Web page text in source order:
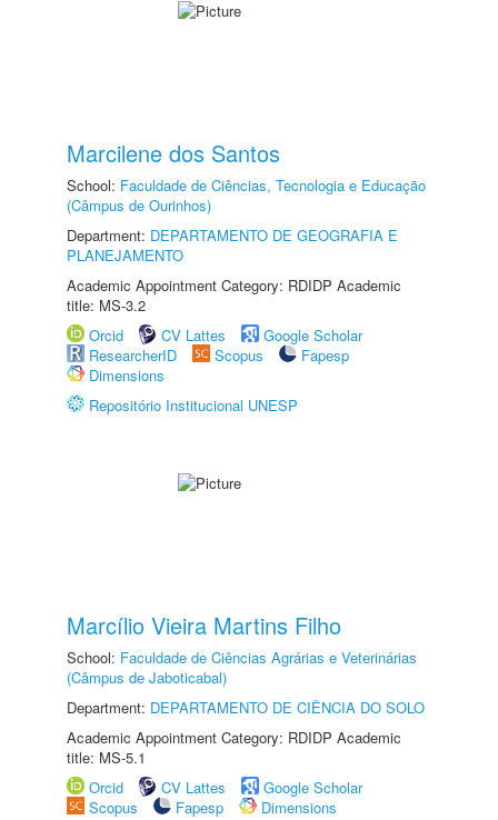
Marcilene dos Santos
School: Faculdade de Ciências, Tecnologia e Educação
(Câmpus de Ourinhos)
Department: DEPARTAMENTO DE GEOGRAFIA E
PLANEJAMENTO
Academic Appointment Category: RDIDP Academic
title: MS-3.2
Orcid
CV Lattes
Google Scholar
ResearcherID
Scopus
Fapesp
Dimensions
Repositório Institucional UNESP
Marcílio Vieira Martins Filho
School: Faculdade de Ciências Agrárias e Veterinárias
(Câmpus de Jaboticabal)
Department: DEPARTAMENTO DE CIÊNCIA DO SOLO
Academic Appointment Category: RDIDP Academic
title: MS-5.1
Orcid
CV Lattes
Google Scholar
Scopus
Fapesp
Dimensions